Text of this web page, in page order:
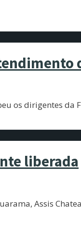
os dirigentes da
liberada
Assis